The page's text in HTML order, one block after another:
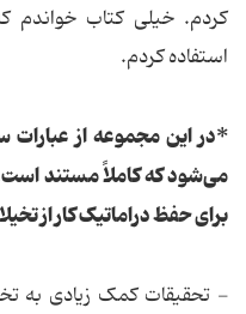
کردم. خیلی کتاب خواندم
استفاده کردم.
*در این مجموعه از عبارات
می‌شود که کاملاً مستند
برای حفظ دراماتیک کار از
- تحقیقات کمک زیادی به